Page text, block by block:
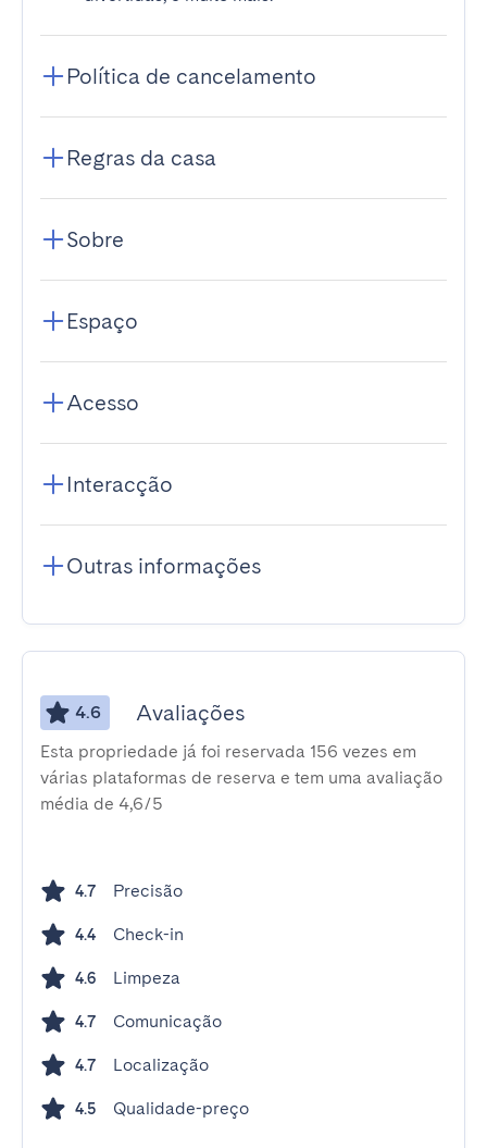
Política de cancelamento
Regras da casa
Sobre
Espaço
Acesso
Interacção
Outras informações
4.6 Avaliações
Esta propriedade já foi reservada 156 vezes em
várias plataformas de reserva e tem uma avaliação
média de 4,6/5
4.7 Precisão
4.4 Check-in
4.6 Limpeza
4.7 Comunicação
4.7 Localização
4.5 Qualidade-preço